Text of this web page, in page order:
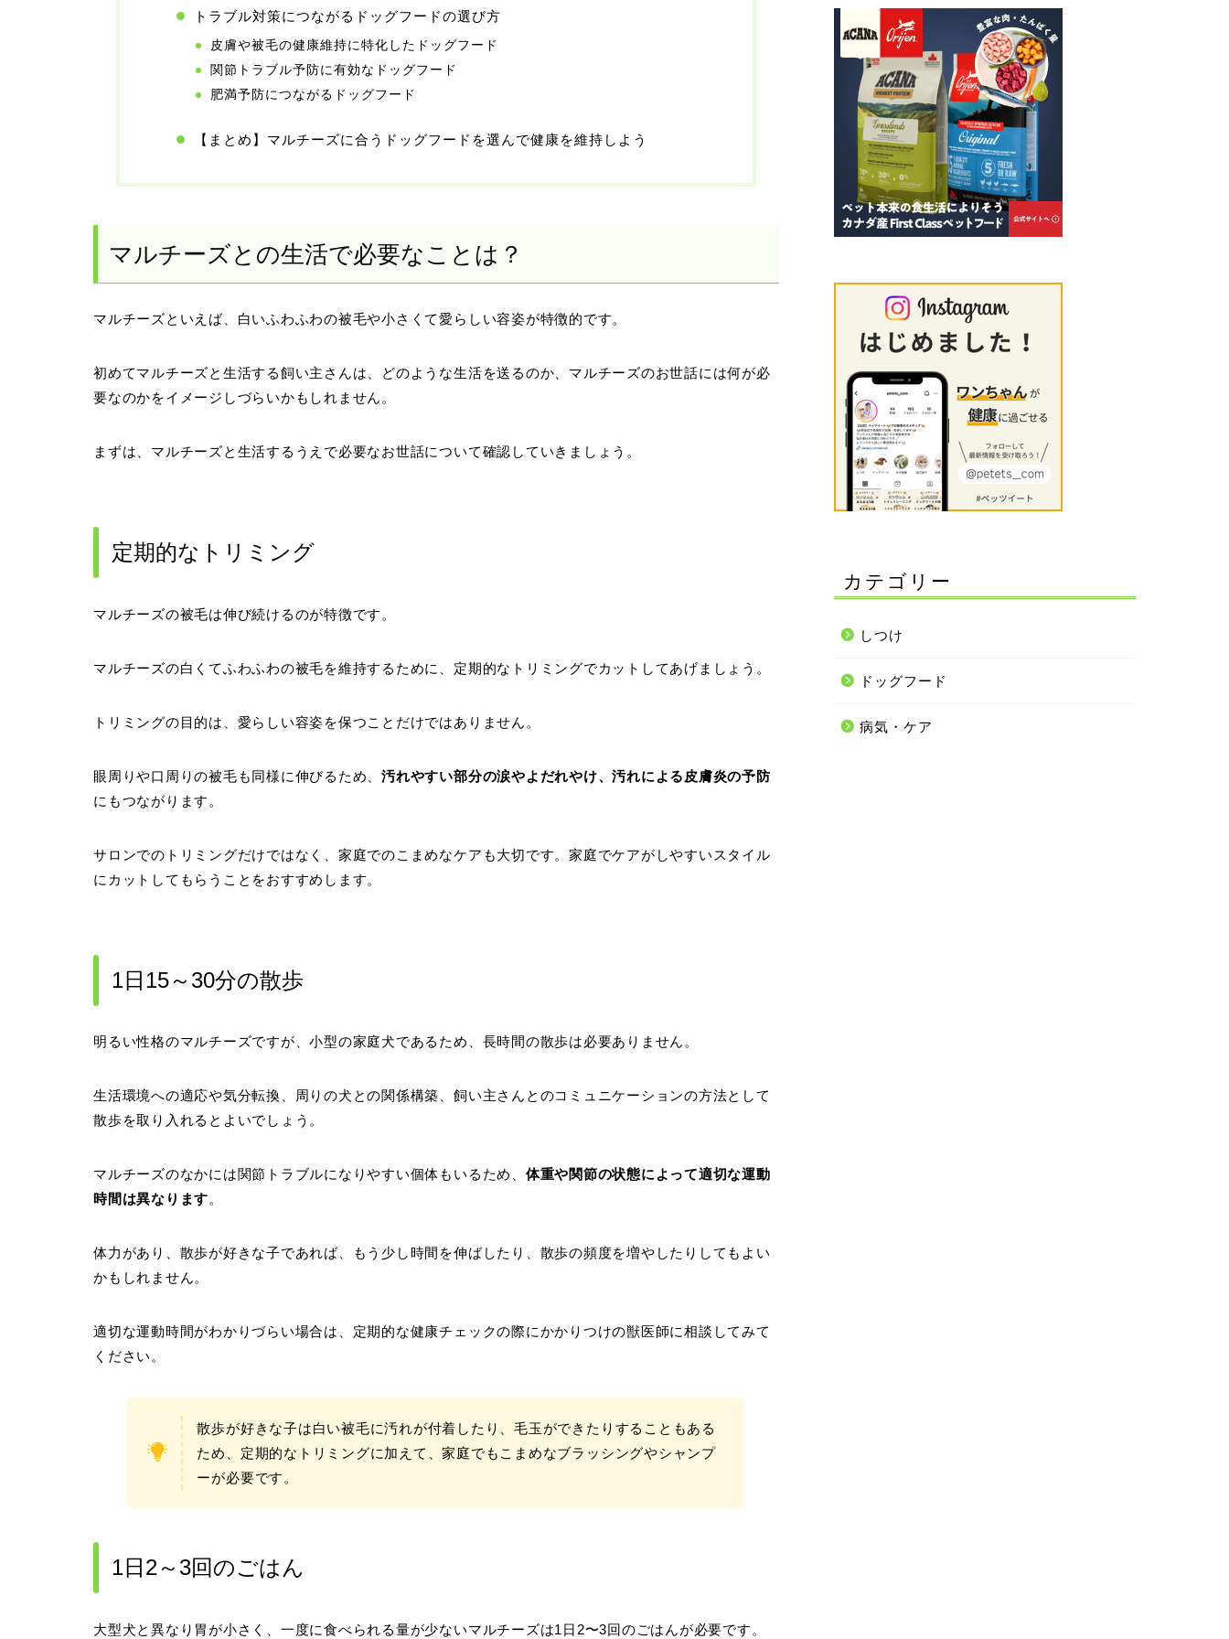
トラブル対策につながるドッグフードの選び方
皮膚や被毛の健康維持に特化したドッグフード
関節トラブル予防に有効なドッグフード
肥満予防につながるドッグフード
【まとめ】マルチーズに合うドッグフードを選んで健康を維持しよう
マルチーズとの生活で必要なことは？
マルチーズといえば、白いふわふわの被毛や小さくて愛らしい容姿が特徴的です。
初めてマルチーズと生活する飼い主さんは、どのような生活を送るのか、マルチーズのお世話には何が必
要なのかをイメージしづらいかもしれません。
まずは、マルチーズと生活するうえで必要なお世話について確認していきましょう。
定期的なトリミング
マルチーズの被毛は伸び続けるのが特徴です。
マルチーズの白くてふわふわの被毛を維持するために、定期的なトリミングでカットしてあげましょう。
トリミングの目的は、愛らしい容姿を保つことだけではありません。
眼周りや口周りの被毛も同様に伸びるため、汚れやすい部分の涙やよだれやけ、汚れによる皮膚炎の予防
にもつながります。
サロンでのトリミングだけではなく、家庭でのこまめなケアも大切です。家庭でケアがしやすいスタイル
にカットしてもらうことをおすすめします。
1日15～30分の散歩
明るい性格のマルチーズですが、小型の家庭犬であるため、長時間の散歩は必要ありません。
生活環境への適応や気分転換、周りの犬との関係構築、飼い主さんとのコミュニケーションの方法として
散歩を取り入れるとよいでしょう。
マルチーズのなかには関節トラブルになりやすい個体もいるため、 体重や関節の状態によって適切な運動
時間は異なります。
体力があり、散歩が好きな子であれば、もう少し時間を伸ばしたり、散歩の頻度を増やしたりしてもよい
かもしれません。
適切な運動時間がわかりづらい場合は、定期的な健康チェックの際にかかりつけの獣医師に相談してみて
ください。
散歩が好きな子は白い被毛に汚れが付着したり、毛玉ができたりすることもある
ため、定期的なトリミングに加えて、家庭でもこまめなブラッシングやシャンプ
ーが必要です。
1日2～3回のごはん
大型犬と異なり胃が小さく、一度に食べられる量が少ないマルチーズは1日2〜3回のごはんが必要です。
カテゴリー
しつけ
ドッグフード
病気・ケア